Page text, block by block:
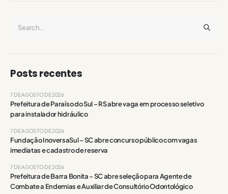
Posts recentes
Prefeitura de Paraíso do Sul – RS abre vaga em processo seletivo
para instalador hidráulico
7 DE AGOSTO DE 2026
Fundação InoversaSul – SC abre concurso público com vagas
imediatas e cadastro de reserva
7 DE AGOSTO DE 2026
Prefeitura de Barra Bonita – SC abre seleção para Agente de
Combate a Endemias e Auxiliar de Consultório Odontológico
7 DE AGOSTO DE 2026